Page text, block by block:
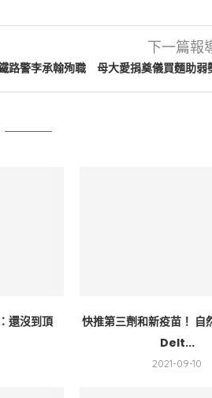
下一篇報
路警李承翰殉職 母大愛捐奠儀買麵助弱
還沒到頂
快推第三劑和新疫苗！ 自
Delt...
2021-09-10